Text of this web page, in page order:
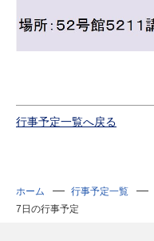
行事予定一覧へ戻る
ホーム 行事予定一覧
7日の行事予定